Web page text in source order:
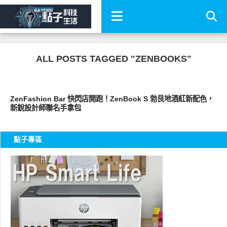
ALL POSTS TAGGED "ZENBOOKS"
ZenFashion Bar 快閃店開跑！ZenBook S 勃艮地酒紅新配色，
新銳設計師聯名手拿包
點子專區